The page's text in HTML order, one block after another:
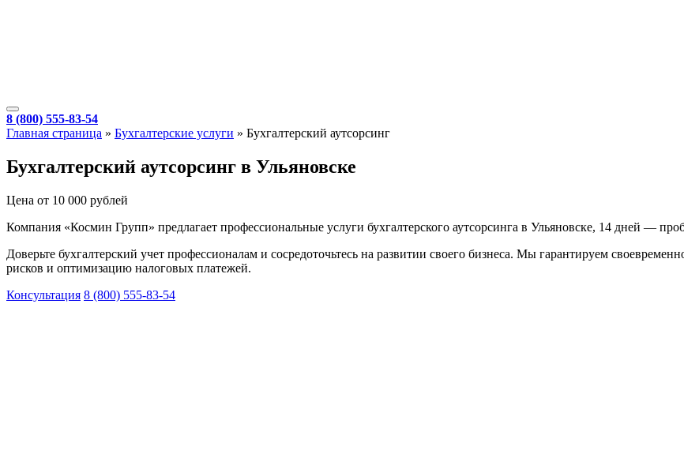
8 (800) 555-83-54
Главная страница » Бухгалтерские услуги » Бухгалтерский аутсорсинг
Бухгалтерский аутсорсинг в Ульяновске
Цена от 10 000 рублей
Компания «Космин Групп» предлагает профессиональные услуги бухгалтерского аутсорсинга в Ульяновске, 14 дней —
Доверьте бухгалтерский учет профессионалам и сосредоточьтесь на развитии своего бизнеса. Мы гарантируем
рисков и оптимизацию налоговых платежей.
Консультация 8 (800) 555-83-54